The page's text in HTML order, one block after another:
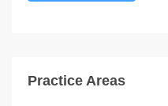
Practice Areas